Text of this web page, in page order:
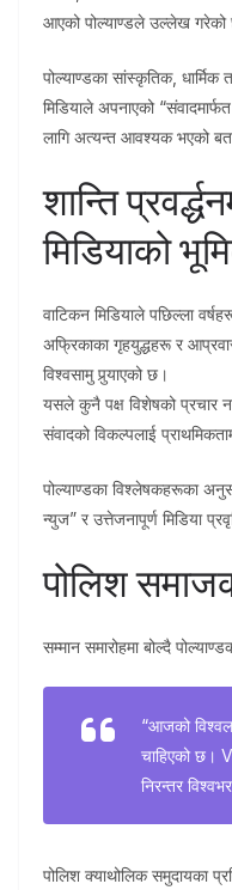
आएको पोल्याण्डले उल्लेख गरेको
पोल्याण्डका सांस्कृतिक, धार्मिक
मिडियाले अपनाएको
लागि अत्यन्त आवश्यक भएको
शान्ति
मिडियाको
वाटिकन मिडियाले पछिल्ला
अफ्रिकाका गृहयुद्धहरू र
विश्वसामु पुर्‍याएको छ।
यसले कुनै पक्ष विशेषको प्रचार
संवादको विकल्पलाई
पोल्याण्डका विश्लेषकहरूका
न्युज” र उत्तेजनापूर्ण मिडिया
पोलिश
सम्मान समारोहमा बोल्दै
“आजको
चाहिएको छ।
निरन्तर
पोलिश क्याथोलिक समुदायका